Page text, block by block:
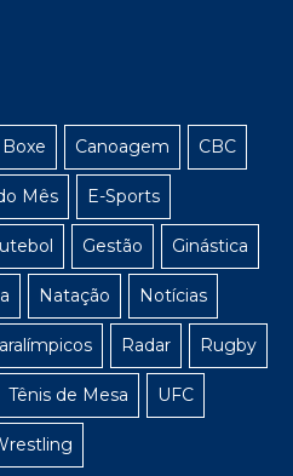
Boxe Canoagem CBC
Mês E-Sports
Gestão Ginástica
Natação Notícias
Radar Rugby
Tênis de Mesa UFC